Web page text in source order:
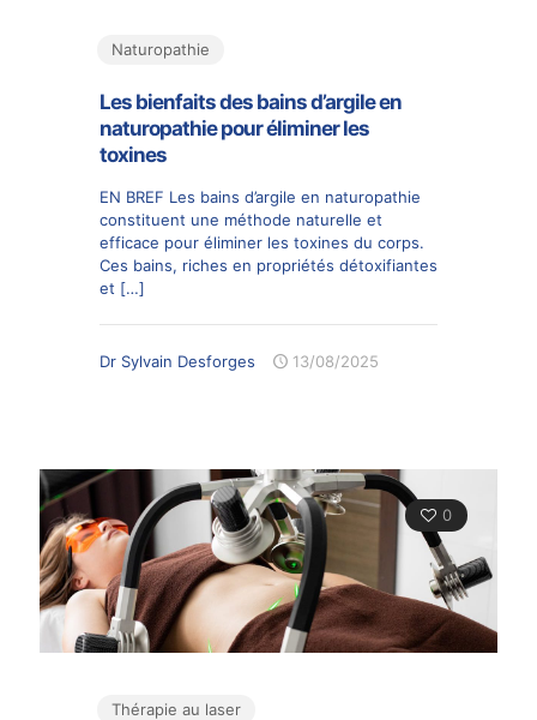
Naturopathie
Les bienfaits des bains d’argile en
naturopathie pour éliminer les
toxines
EN BREF Les bains d’argile en naturopathie
constituent une méthode naturelle et
efficace pour éliminer les toxines du corps.
Ces bains, riches en propriétés détoxifiantes
et […]
Dr Sylvain Desforges 13/08/2025
0
Thérapie au laser